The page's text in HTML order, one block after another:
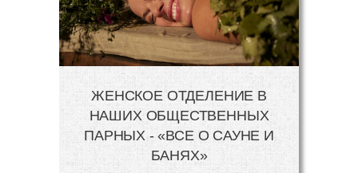
ЖЕНСКОЕ ОТДЕЛЕНИЕ В
НАШИХ ОБЩЕСТВЕННЫХ
ПАРНЫХ - «ВСЕ О САУНЕ И
БАНЯХ»